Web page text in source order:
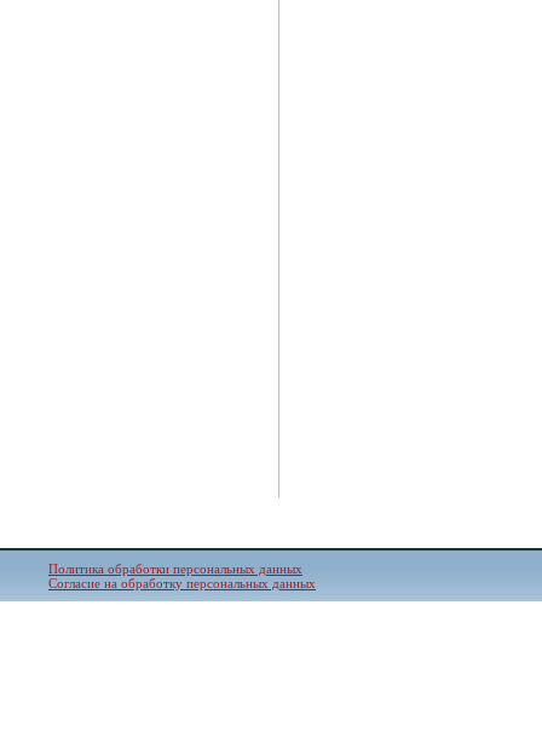
Политика обработки персональных данных
Согласие на обработку персональных данных